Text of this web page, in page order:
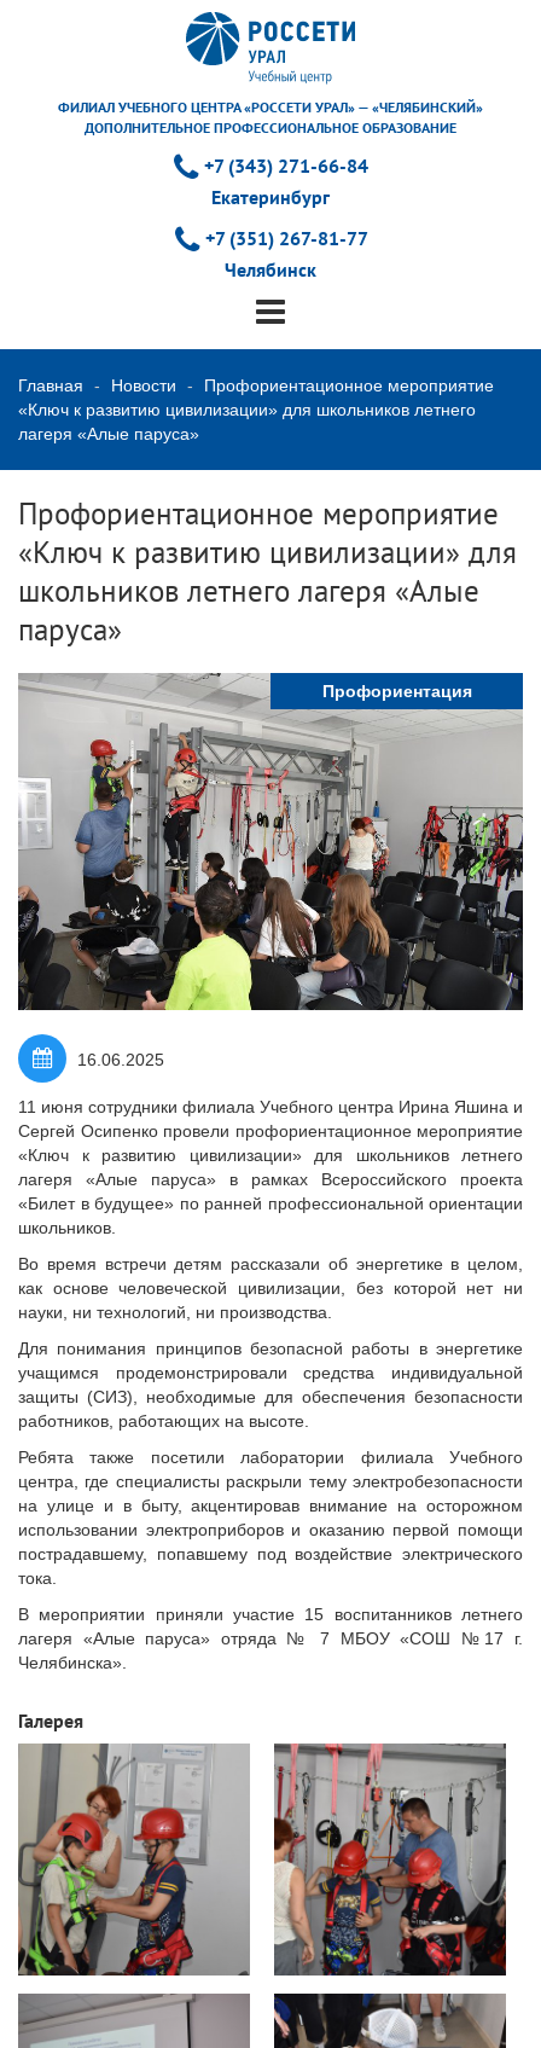
ФИЛИАЛ УЧЕБНОГО ЦЕНТРА «РОССЕТИ УРАЛ» — «ЧЕЛЯБИНСКИЙ»
ДОПОЛНИТЕЛЬНОЕ ПРОФЕССИОНАЛЬНОЕ ОБРАЗОВАНИЕ
+7 (343) 271-66-84
Екатеринбург
+7 (351) 267-81-77
Челябинск
Главная Новости
Профориентационное мероприятие
«Ключ к развитию цивилизации» для школьников летнего
лагеря «Алые паруса»
Профориентационное мероприятие
«Ключ к развитию цивилизации» для
школьников летнего лагеря «Алые
паруса»
Профориентация
16.06.2025
11 июня сотрудники филиала Учебного центра Ирина Яшина и
Сергей Осипенко провели профориентационное мероприятие
«Ключ к развитию цивилизации» для школьников летнего
лагеря «Алые паруса» в рамках Всероссийского проекта
«Билет в будущее» по ранней профессиональной ориентации
школьников.
Во время встречи детям рассказали об энергетике в целом,
как основе человеческой цивилизации, без которой нет ни
науки, ни технологий, ни производства.
Для понимания принципов безопасной работы в энергетике
учащимся продемонстрировали средства индивидуальной
защиты (СИЗ), необходимые для обеспечения безопасности
работников, работающих на высоте.
Ребята также посетили лаборатории филиала Учебного
центра, где специалисты раскрыли тему электробезопасности
на улице и в быту, акцентировав внимание на осторожном
использовании электроприборов и оказанию первой помощи
пострадавшему, попавшему под воздействие электрического
тока.
В мероприятии приняли участие 15 воспитанников летнего
лагеря «Алые паруса» отряда № 7 МБОУ «СОШ №17 г.
Челябинска».
Галерея